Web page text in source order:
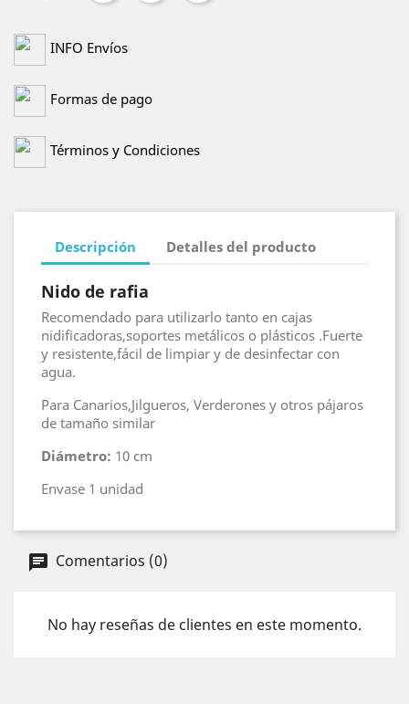
INFO Envíos
Formas de pago
Términos y Condiciones
Descripción Detalles del producto
Nido de rafia
Recomendado para utilizarlo tanto en cajas
nidificadoras,soportes metálicos o plásticos .Fuerte
y resistente,fácil de limpiar y de desinfectar con
agua.
Para Canarios,Jilgueros, Verderones y otros pájaros
de tamaño similar
Diámetro: 10 cm
Envase 1 unidad
Comentarios (0)
No hay reseñas de clientes en este momento.